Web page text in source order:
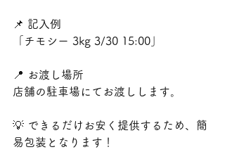
📌 記入例
「チモシー 3kg 3/30 15:00」
📍 お渡し場所
店舗の駐車場にてお渡しします。
💡 できるだけお安く提供するため、簡
易包装となります！